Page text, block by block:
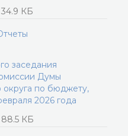
34.9 КБ
заседания
Думы
округа по бюджету,
2026 года
88.5 КБ